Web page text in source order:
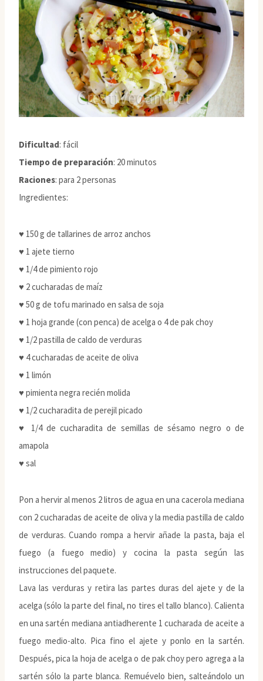
Dificultad: fácil
Tiempo de preparación: 20 minutos
Raciones: para 2 personas
Ingredientes:
♥ 150 g de tallarines de arroz anchos
♥ 1 ajete tierno
♥ 1/4 de pimiento rojo
♥ 2 cucharadas de maíz
♥ 50 g de tofu marinado en salsa de soja
♥ 1 hoja grande (con penca) de acelga o 4 de pak choy
♥ 1/2 pastilla de caldo de verduras
♥ 4 cucharadas de aceite de oliva
♥ 1 limón
♥ pimienta negra recién molida
♥ 1/2 cucharadita de perejil picado
♥ 1/4 de cucharadita de semillas de sésamo negro o de
amapola
♥ sal
Pon a hervir al menos 2 litros de agua en una cacerola mediana
con 2 cucharadas de aceite de oliva y la media pastilla de caldo
de verduras. Cuando rompa a hervir añade la pasta, baja el
fuego (a fuego medio) y cocina la pasta según las
instrucciones del paquete.
Lava las verduras y retira las partes duras del ajete y de la
acelga (sólo la parte del final, no tires el tallo blanco). Calienta
en una sartén mediana antiadherente 1 cucharada de aceite a
fuego medio-alto. Pica fino el ajete y ponlo en la sartén.
Después, pica la hoja de acelga o de pak choy pero agrega a la
sartén sólo la parte blanca. Remuévelo bien, salteándolo un